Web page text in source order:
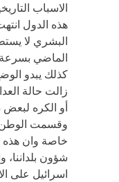
الاسباب
هذه الدول
البشري لا
الماضي
كذلك يبدو
زالت حالة
أو الكره
وقسمت الوطن
خاصة وان هذه
شؤون بلداننا،
اسرائيل على